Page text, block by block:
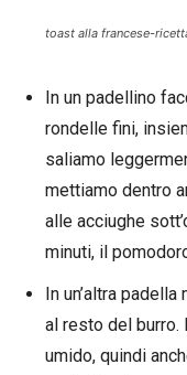
toast alla francese-
In un padellino
rondelle fini,
saliamo
mettiamo dentro
alle acciughe
minuti, il
In un’altra
al resto del burro.
umido, quindi